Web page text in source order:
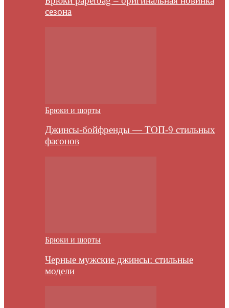
сезона
Брюки и шорты
Джинсы-бойфренды — ТОП-9 стильных
фасонов
Брюки и шорты
Черные мужские джинсы: стильные
модели